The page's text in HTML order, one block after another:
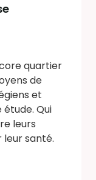
quartier
de
et
Qui
leurs
leur santé.